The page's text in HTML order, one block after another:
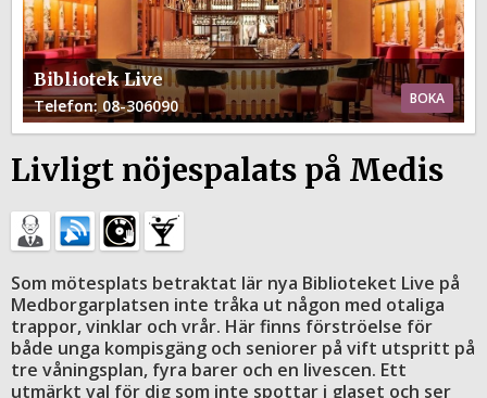
Bibliotek Live
Telefon: 08-306090 BOKA
Livligt nöjespalats på Medis
Som mötesplats betraktat lär nya Biblioteket Live på
Medborgarplatsen inte tråka ut någon med otaliga
trappor, vinklar och vrår. Här finns förströelse för
både unga kompisgäng och seniorer på vift utspritt på
tre våningsplan, fyra barer och en livescen. Ett
utmärkt val för dig som inte spottar i glaset och ser